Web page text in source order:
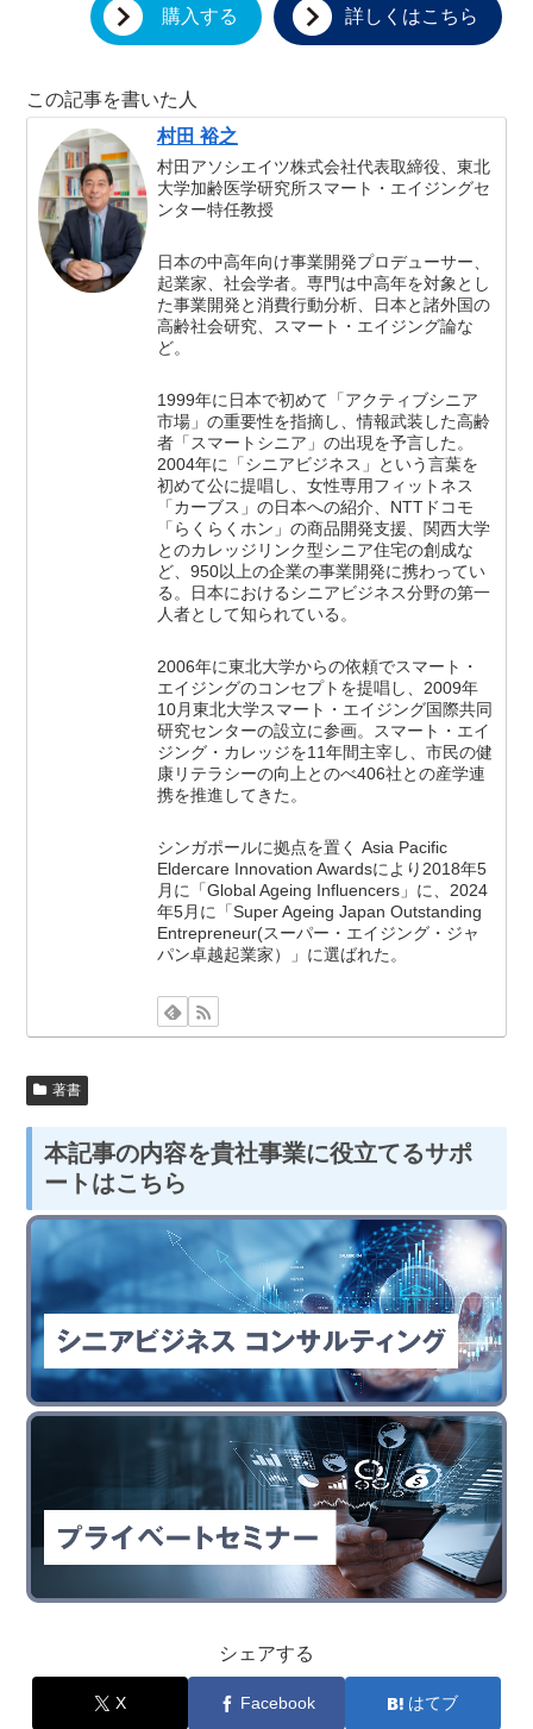
購入する 詳しくはこちら
この記事を書いた人
村田 裕之
村田アソシエイツ株式会社代表取締役、東北
大学加齢医学研究所スマート・エイジングセ
ンター特任教授
日本の中高年向け事業開発プロデューサー、
起業家、社会学者。専門は中高年を対象とし
た事業開発と消費行動分析、日本と諸外国の
高齢社会研究、スマート・エイジング論な
ど。
1999年に日本で初めて「アクティブシニア
市場」の重要性を指摘し、情報武装した高齢
者「スマートシニア」の出現を予言した。
2004年に「シニアビジネス」という言葉を
初めて公に提唱し、女性専用フィットネス
「カーブス」の日本への紹介、NTTドコモ
「らくらくホン」の商品開発支援、関西大学
とのカレッジリンク型シニア住宅の創成な
ど、950以上の企業の事業開発に携わってい
る。日本におけるシニアビジネス分野の第一
人者として知られている。
2006年に東北大学からの依頼でスマート・
エイジングのコンセプトを提唱し、2009年
10月東北大学スマート・エイジング国際共同
研究センターの設立に参画。スマート・エイ
ジング・カレッジを11年間主宰し、市民の健
康リテラシーの向上とのべ406社との産学連
携を推進してきた。
シンガポールに拠点を置く Asia Pacific
Eldercare Innovation Awardsにより2018年5
月に「Global Ageing Influencers」に、2024
年5月に「Super Ageing Japan Outstanding
Entrepreneur(スーパー・エイジング・ジャ
パン卓越起業家）」に選ばれた。
著書
本記事の内容を貴社事業に役立てるサポ
ートはこちら
シェアする
X Facebook はてブ